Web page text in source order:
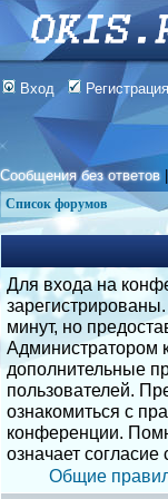
Вход Регистрация
Сообщения без ответов
Список форумов
Для входа на
минут, но
Администратором
дополнительные
пользователей.
ознакомиться с
конференции.
означает согласие
Общие